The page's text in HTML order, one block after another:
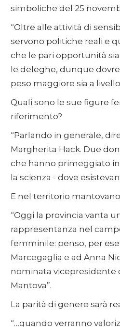
simboliche del 25
“Oltre alle attività di
servono politiche reali e
che le pari opportunità
le deleghe, dunque
peso maggiore sia a
Quali sono le sue figure
riferimento?
“Parlando in generale,
Margherita Hack. Due
che hanno primeggiato
la scienza - dove
E nel territorio
“Oggi la provincia vanta
rappresentanza nel
femminile: penso, per
Marcegaglia e ad Anna
nominata vicepresidente
Mantova”.
La parità di genere sarà
“…quando verranno